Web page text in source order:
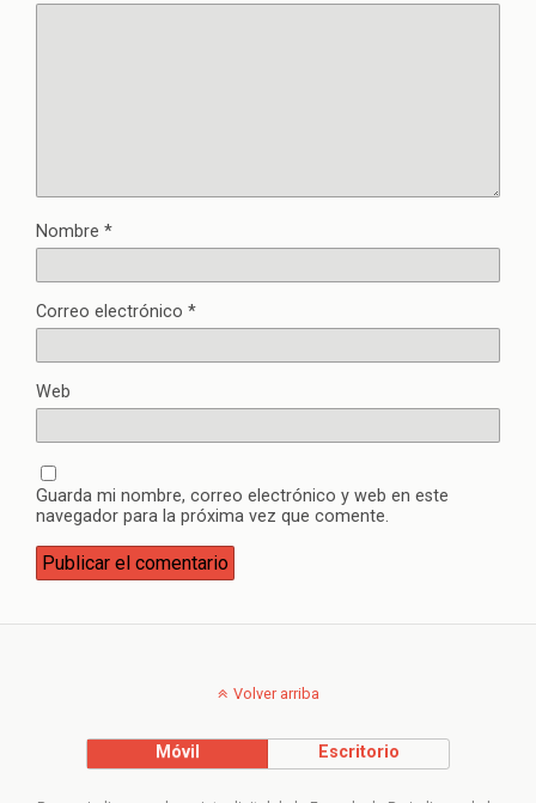
Nombre *
Correo electrónico *
Web
Guarda mi nombre, correo electrónico y web en este
navegador para la próxima vez que comente.
Volver arriba
Móvil Escritorio